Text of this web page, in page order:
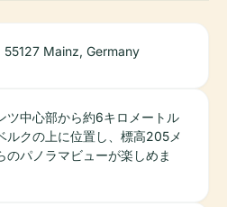
55127 Mainz, Germany
ツ中心部から約6キロメートル
ルクの上に位置し、標高205メ
のパノラマビューが楽しめま